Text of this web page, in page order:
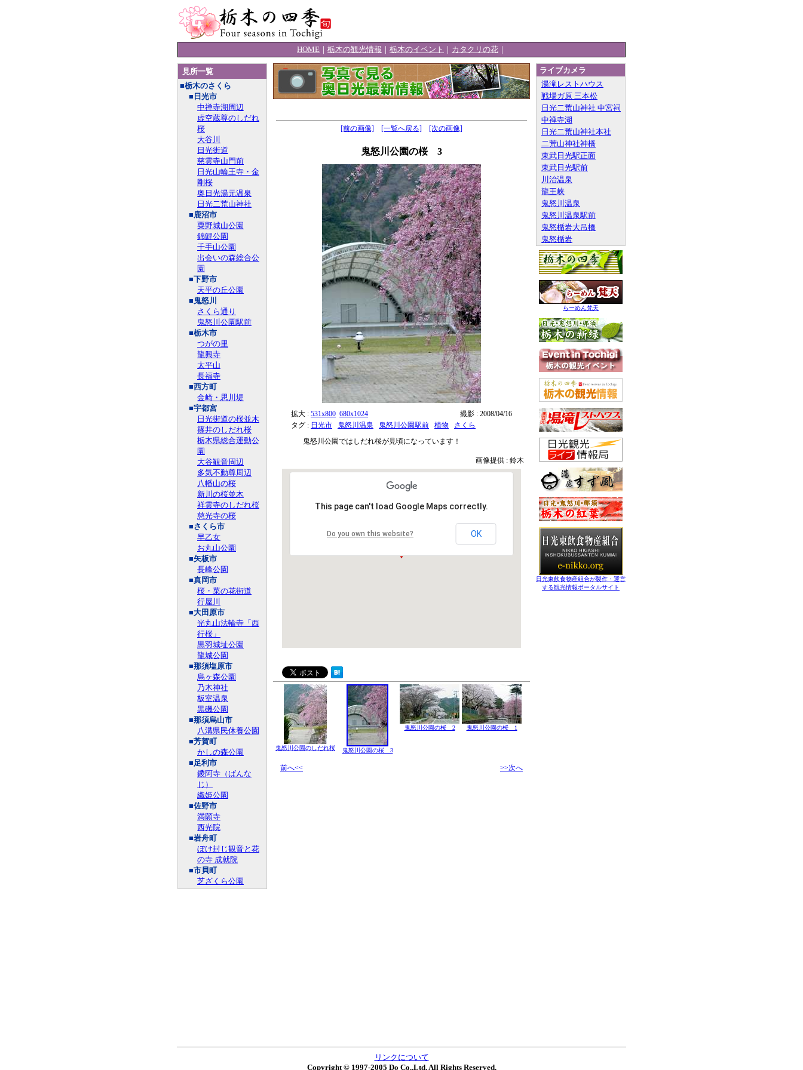
HOME ｜ 栃木の観光情報 ｜ 栃木のイベント ｜ カタクリの花 ｜
見所一覧
■栃木のさくら
■日光市
中禅寺湖周辺
虚空蔵尊のしだれ
桜
大谷川
日光街道
慈雲寺山門前
日光山輪王寺・金
剛桜
奥日光湯元温泉
日光二荒山神社
■鹿沼市
粟野城山公園
錦鯉公園
千手山公園
出会いの森総合公
園
■下野市
天平の丘公園
■鬼怒川
さくら通り
鬼怒川公園駅前
■栃木市
つがの里
龍興寺
太平山
長福寺
■西方町
金崎・思川堤
■宇都宮
日光街道の桜並木
篠井のしだれ桜
栃木県総合運動公
園
大谷観音周辺
多気不動尊周辺
八幡山の桜
新川の桜並木
祥雲寺のしだれ桜
慈光寺の桜
■さくら市
早乙女
お丸山公園
■矢板市
長峰公園
■真岡市
桜・菜の花街道
行屋川
■大田原市
光丸山法輪寺「西
行桜」
黒羽城址公園
龍城公園
■那須塩原市
烏ヶ森公園
乃木神社
板室温泉
黒磯公園
■那須烏山市
八溝県民休養公園
■芳賀町
かしの森公園
■足利市
鑁阿寺（ばんな
じ）
織姫公園
■佐野市
満願寺
西光院
■岩舟町
ぼけ封じ観音と花
の寺 成就院
■市貝町
芝ざくら公園
[前の画像] [一覧へ戻る] [次の画像]
鬼怒川公園の桜 3
拡大 : 531x800 680x1024
撮影 : 2008/04/16
タグ : 日光市 鬼怒川温泉 鬼怒川公園駅前 植物
さくら
鬼怒川公園ではしだれ桜が見頃になっています！
画像提供 : 鈴木
This page can't load Google Maps correctly.
Do you own this website? OK
鬼怒川公園のしだれ桜 鬼怒川公園の桜 3
鬼怒川公園の桜 2 鬼怒川公園の桜 1
前へ<< >>次へ
ライブカメラ
湯滝レストハウス
戦場ガ原 三本松
日光二荒山神社 中宮祠
中禅寺湖
日光二荒山神社本社
二荒山神社神橋
東武日光駅正面
東武日光駅前
川治温泉
龍王峡
鬼怒川温泉
鬼怒川温泉駅前
鬼怒楯岩大吊橋
鬼怒楯岩
らーめん梵天
日光東飲食物産組合が製作・運営
する観光情報ポータルサイト
リンクについて
Copyright © 1997-2005 Do Co.,Ltd. All Rights Reserved.